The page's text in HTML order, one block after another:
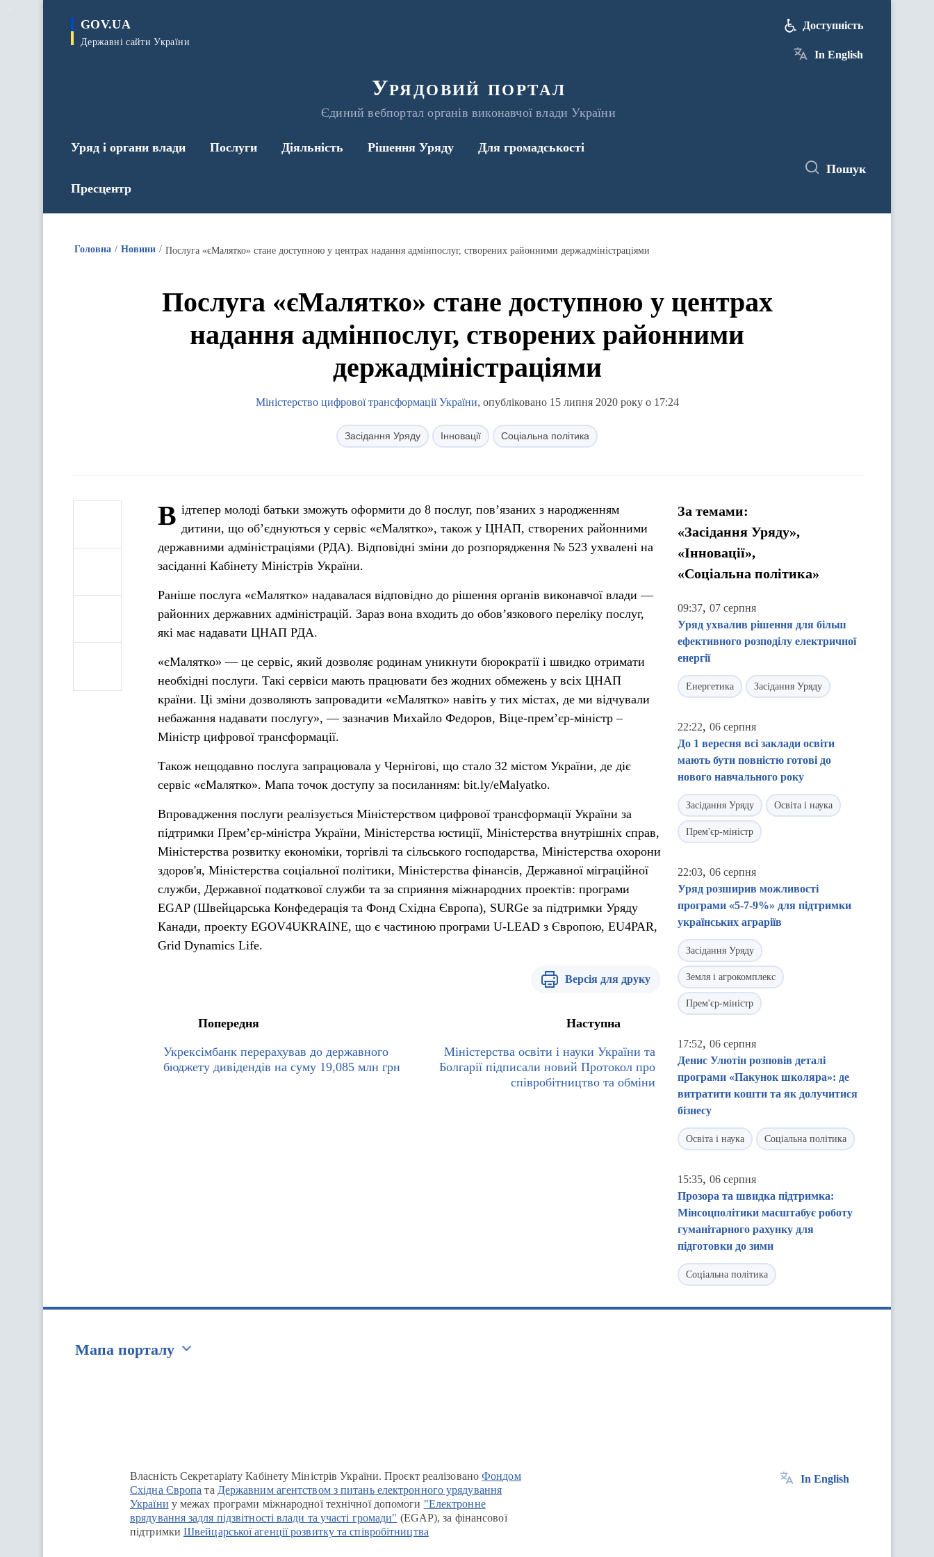
GOV.UA
Державні сайти України
Урядовий портал
Єдиний вебпортал органів виконавчої влади України
Доступність
In English
Уряд і органи влади Послуги Діяльність Рішення Уряду Для громадськості
Пресцентр
Пошук
Головна Новини Послуга «єМалятко» стане доступною у центрах надання адмінпослуг, створених районними держадміністраціями
Послуга «єМалятко» стане доступною у центрах
надання адмінпослуг, створених районними
держадміністраціями
Міністерство цифрової трансформації України, опубліковано 15 липня 2020 року о 17:24
Засідання Уряду Інновації Соціальна політика
В ідтепер молоді батьки зможуть оформити до 8 послуг, пов’язаних з народженням
дитини, що об’єднуються у сервіс «єМалятко», також у ЦНАП, створених районними
державними адміністраціями (РДА). Відповідні зміни до розпорядження № 523 ухвалені на
засіданні Кабінету Міністрів України.
Раніше послуга «єМалятко» надавалася відповідно до рішення органів виконавчої влади —
районних державних адміністрацій. Зараз вона входить до обов’язкового переліку послуг,
які має надавати ЦНАП РДА.
«єМалятко» — це сервіс, який дозволяє родинам уникнути бюрократії і швидко отримати
необхідні послуги. Такі сервіси мають працювати без жодних обмежень у всіх ЦНАП
країни. Ці зміни дозволяють запровадити «єМалятко» навіть у тих містах, де ми відчували
небажання надавати послугу», — зазначив Михайло Федоров, Віце-прем’єр-міністр –
Міністр цифрової трансформації.
Також нещодавно послуга запрацювала у Чернігові, що стало 32 містом України, де діє
сервіс «єМалятко». Мапа точок доступу за посиланням: bit.ly/eMalyatko.
Впровадження послуги реалізується Міністерством цифрової трансформації України за
підтримки Прем’єр-міністра України, Міністерства юстиції, Міністерства внутрішніх справ,
Міністерства розвитку економіки, торгівлі та сільського господарства, Міністерства охорони
здоров'я, Міністерства соціальної політики, Міністерства фінансів, Державної міграційної
служби, Державної податкової служби та за сприяння міжнародних проектів: програми
EGAP (Швейцарська Конфедерація та Фонд Східна Європа), SURGe за підтримки Уряду
Канади, проекту EGOV4UKRAINE, що є частиною програми U-LEAD з Європою, EU4PAR,
Grid Dynamics Life.
Версія для друку
Попередня
Укрексімбанк перерахував до державного
бюджету дивідендів на суму 19,085 млн грн
Наступна
Міністерства освіти і науки України та
Болгарії підписали новий Протокол про
співробітництво та обміни
За темами:
«Засідання Уряду»,
«Інновації»,
«Соціальна політика»
09:37, 07 серпня
Уряд ухвалив рішення для більш
ефективного розподілу електричної
енергії
Енергетика Засідання Уряду
22:22, 06 серпня
До 1 вересня всі заклади освіти
мають бути повністю готові до
нового навчального року
Засідання Уряду Освіта і наука
Прем'єр-міністр
22:03, 06 серпня
Уряд розширив можливості
програми «5-7-9%» для підтримки
українських аграріїв
Засідання Уряду
Земля і агрокомплекс
Прем'єр-міністр
17:52, 06 серпня
Денис Улютін розповів деталі
програми «Пакунок школяра»: де
витратити кошти та як долучитися
бізнесу
Освіта і наука Соціальна політика
15:35, 06 серпня
Прозора та швидка підтримка:
Мінсоцполітики масштабує роботу
гуманітарного рахунку для
підготовки до зими
Соціальна політика
Мапа порталу
Власність Секретаріату Кабінету Міністрів України. Проєкт реалізованоФондом
Східна Європа та Державним агентством з питань електронного урядування
України у межах програми міжнародної технічної допомоги "Електронне
врядування задля підзвітності влади та участі громади" (EGAP), за фінансової
підтримки Швейцарської агенції розвитку та співробітництва
In English